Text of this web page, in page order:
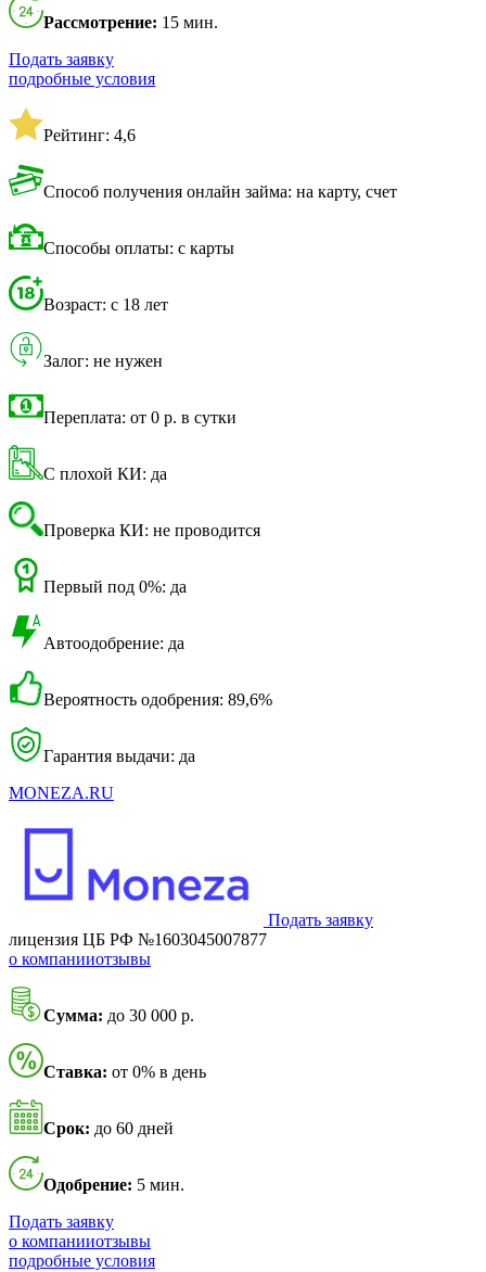
Рассмотрение: 15 мин.
Подать заявку
подробные условия
Рейтинг: 4,6
Способ получения онлайн займа: на карту, счет
Способы оплаты: с карты
Возраст: с 18 лет
Залог: не нужен
Переплата: от 0 р. в сутки
С плохой КИ: да
Проверка КИ: не проводится
Первый под 0%: да
Автоодобрение: да
Вероятность одобрения: 89,6%
Гарантия выдачи: да
MONEZA.RU
Подать заявку
лицензия ЦБ РФ №1603045007877
о компанииотзывы
Сумма: до 30 000 р.
Ставка: от 0% в день
Срок: до 60 дней
Одобрение: 5 мин.
Подать заявку
о компанииотзывы
подробные условия